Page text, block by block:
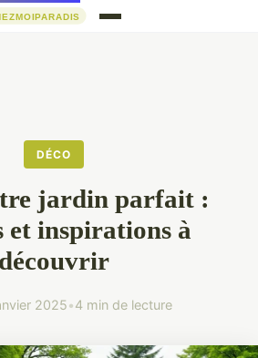
DÉCO
jardin parfait :
et inspirations à
découvrir
2025•4 min de lecture